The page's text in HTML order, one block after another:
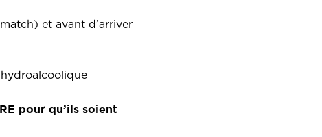
et avant d’arriver
pour qu’ils soient